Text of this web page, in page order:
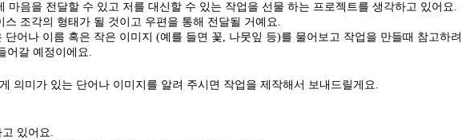
마음을 전달할 수 있고 저를 대신할 수 있는 작업을 선물 하는 프로젝트를 생각하고 있어요.
조각의 형태가 될 것이고 우편을 통해 전달될 거예요.
어나 이름 혹은 작은 이미지 (예를 들면 꽃, 나뭇잎 등)를 물어보고 작업을 만들때 참고하
어갈 예정이에요.
의미가 있는 단어나 이미지를 알려 주시면 작업을 제작해서 보내드릴게요.
있어요.